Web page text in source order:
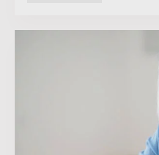
Weiterbeschäftigen im
Grundlagen zu Aktivrente &